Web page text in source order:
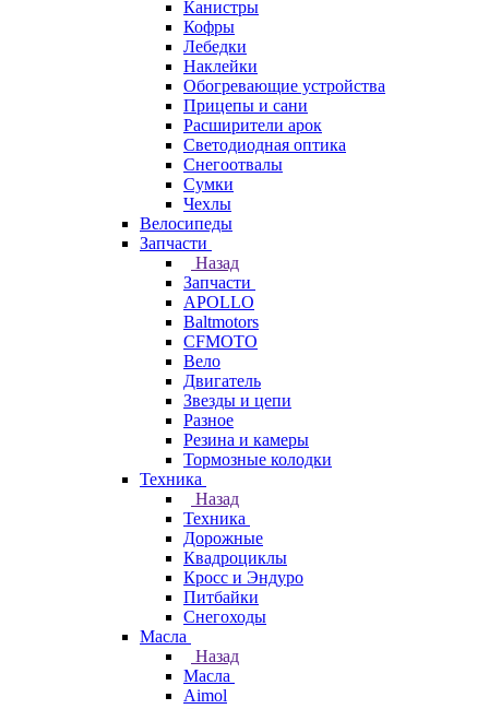
Канистры
Кофры
Лебедки
Наклейки
Обогревающие устройства
Прицепы и сани
Расширители арок
Светодиодная оптика
Снегоотвалы
Сумки
Чехлы
Велосипеды
Запчасти
Назад
Запчасти
APOLLO
Baltmotors
CFMOTO
Вело
Двигатель
Звезды и цепи
Разное
Резина и камеры
Тормозные колодки
Техника
Назад
Техника
Дорожные
Квадроциклы
Кросс и Эндуро
Питбайки
Снегоходы
Масла
Назад
Масла
Aimol